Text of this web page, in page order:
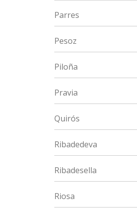
Parres
Pesoz
Piloña
Pravia
Quirós
Ribadedeva
Ribadesella
Riosa